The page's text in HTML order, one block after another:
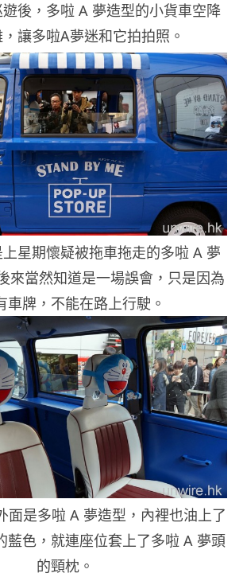
後，多啦 A 夢造型的小貨車空降
讓多啦A夢迷和它拍拍照。
星期懷疑被拖車拖走的多啦 A 夢
來當然知道是一場誤會，只是因為
車牌，不能在路上行駛。
是多啦 A 夢造型，內裡也油上了
藍色，就連座位套上了多啦 A 夢頭
的頸枕。